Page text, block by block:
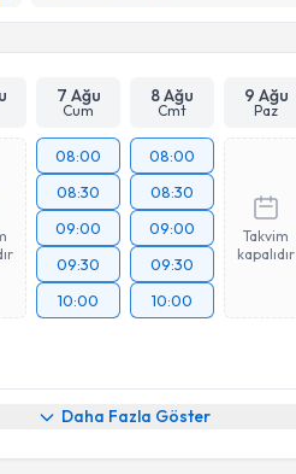
7 Ağu
Cum
8 Ağu
Cmt
9 Ağu
Paz
08:00
08:30
09:00
09:30
10:00
08:00
08:30
09:00
09:30
10:00
Takvim
kapalıdır
Daha Fazla Göster